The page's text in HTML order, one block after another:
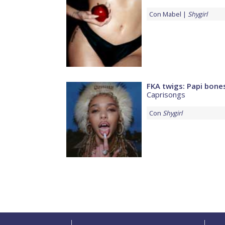
Con Mabel Shygirl
FKA twigs: Papi
Caprisongs
Con Shygirl